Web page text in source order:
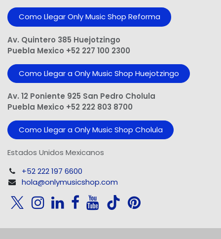
Como Llegar Only Music Shop​ Reforma
Av. Quintero 385 Huejotzingo
Puebla Mexico +52 227 100 2300
Como Llegar a Only Music Shop Huejotzingo
Av. 12 Poniente 925 San Pedro Cholula
Puebla Mexico +52 222 803 8700
Como Llegar a Only Music Shop Cholula
Estados Unidos Mexicanos
+52 222 197 6600
hola@onlymusicshop.com